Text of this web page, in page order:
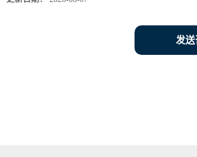
发送